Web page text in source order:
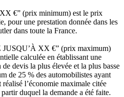
€” (prix minimum) est le prix
pour une prestation donnée dans les
dans toute la France.
XX €” (prix maximum)
calculée en établissant une
devis la plus élevée et la plus basse
de 25 % des automobilistes ayant
l’économie maximale citée
duquel la demande a été faite.